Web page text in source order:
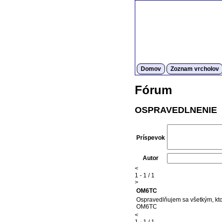
Domov Zoznam vrcholov
Fórum
OSPRAVEDLNENIE
Príspevok
Autor
<
1 - 1 / 1
>
OM6TC
Ospravedlňujem sa všetkým,
OM6TC
<